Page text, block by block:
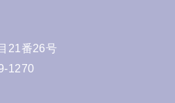
21番26号
1270